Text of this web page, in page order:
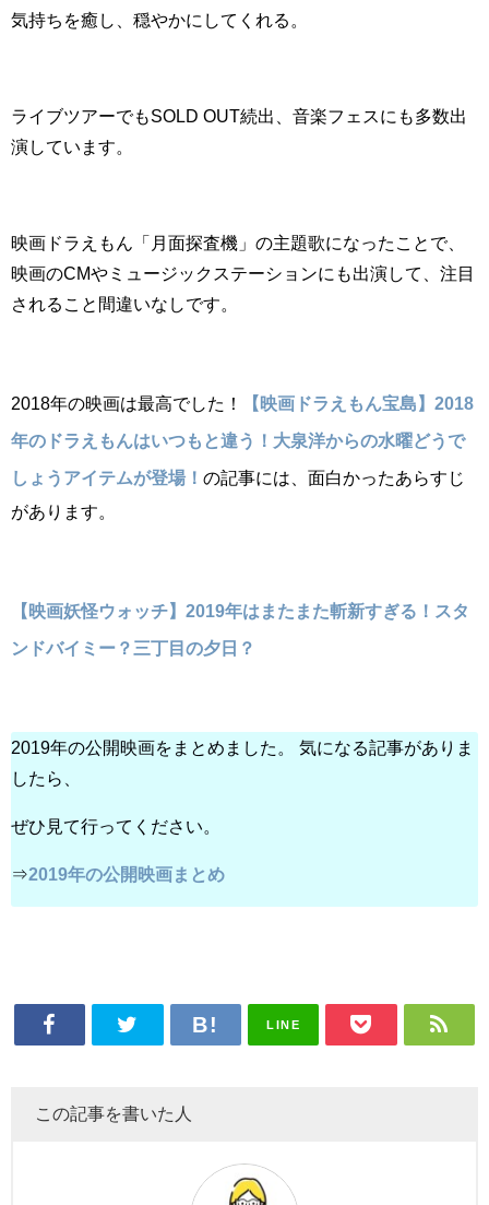
気持ちを癒し、穏やかにしてくれる。
ライブツアーでもSOLD OUT続出、音楽フェスにも多数出
演しています。
映画ドラえもん「月面探査機」の主題歌になったことで、
映画のCMやミュージックステーションにも出演して、注目
されること間違いなしです。
2018年の映画は最高でした！ 【映画ドラえもん宝島】2018
年のドラえもんはいつもと違う！大泉洋からの水曜どうで
しょうアイテムが登場！ の記事には、面白かったあらすじ
があります。
【映画妖怪ウォッチ】2019年はまたまた斬新すぎる！スタ
ンドバイミー？三丁目の夕日？
2019年の公開映画をまとめました。 気になる記事がありま
したら、
ぜひ見て行ってください。
⇒2019年の公開映画まとめ
LINE
この記事を書いた人